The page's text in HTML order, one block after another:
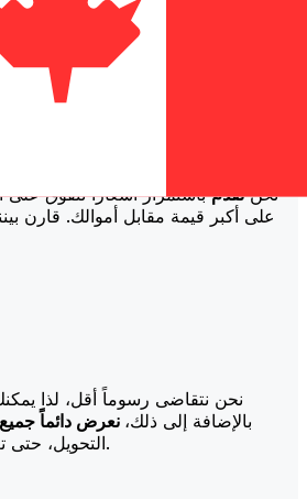
نحننقدمباستمرار أسعاراً تتفوق
على أكبر قيمة مقابل أموالك. قارن
نحن نتقاضى رسوماً أقل، لذا
بالإضافة إلى ذلك، نعرض دائماً
التحويل، حتى تعرف بالضبط ما ستدفعه.